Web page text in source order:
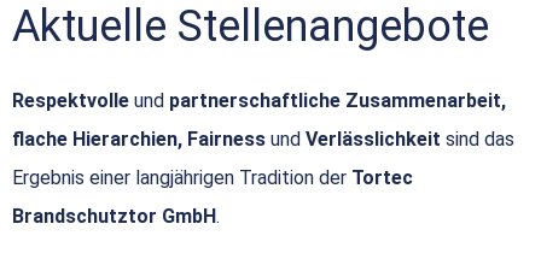
Aktuelle Stellenangebote
Respektvolle und partnerschaftliche Zusammenarbeit,
flache Hierarchien, Fairness und Verlässlichkeit sind das
Ergebnis einer langjährigen Tradition der Tortec
Brandschutztor GmbH.